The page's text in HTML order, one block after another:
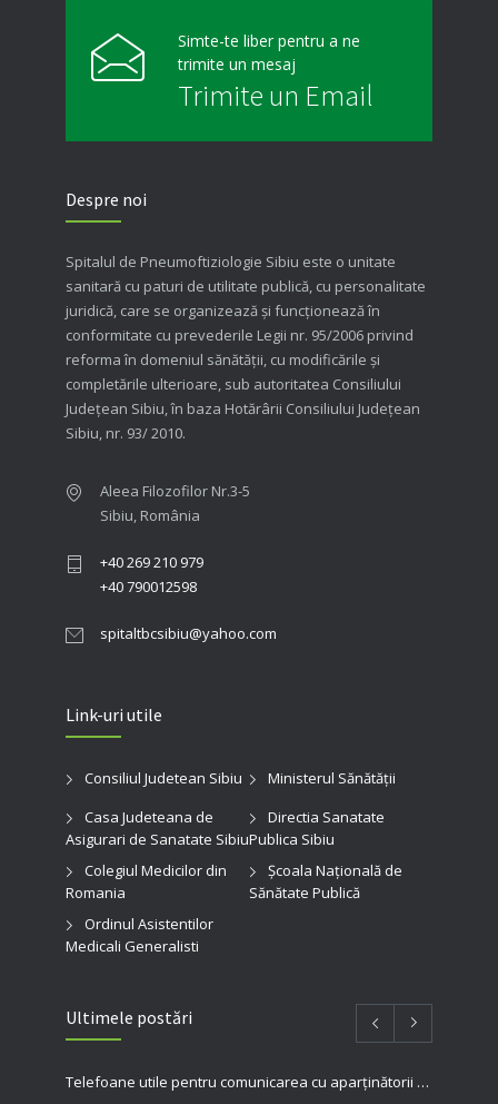
Simte-te liber pentru a ne
trimite un mesaj
Trimite un Email
Despre noi
Spitalul de Pneumoftiziologie Sibiu este o unitate
sanitară cu paturi de utilitate publică, cu personalitate
juridică, care se organizează şi funcţionează în
conformitate cu prevederile Legii nr. 95/2006 privind
reforma în domeniul sănătăţii, cu modificările şi
completările ulterioare, sub autoritatea Consiliului
Judeţean Sibiu, în baza Hotărârii Consiliului Judeţean
Sibiu, nr. 93/ 2010.
Aleea Filozofilor Nr.3-5
Sibiu, România
+40 269 210 979
+40 790012598
spitaltbcsibiu@yahoo.com
Link-uri utile
Consiliul Judetean Sibiu
Ministerul Sănătății
Casa Judeteana de
Asigurari de Sanatate Sibiu
Directia Sanatate
Publica Sibiu
Colegiul Medicilor din
Romania
Şcoala Naţională de
Sănătate Publică
Ordinul Asistentilor
Medicali Generalisti
Ultimele postări
Telefoane utile pentru comunicarea cu aparținătorii pacienților internați în spitalul nostru